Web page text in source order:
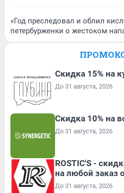
«Год преследовал и облил
петербурженки о жестоком
Скидка 15% на
До 31 августа, 2026
Скидка 10% на
До 31 августа, 2026
ROSTIC'S -
на любой заказ
До 31 августа, 2026